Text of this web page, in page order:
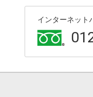
インターネット